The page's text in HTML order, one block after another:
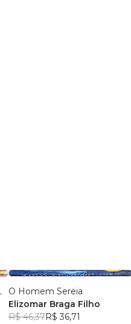
O Homem Sereia
Elizomar Braga Filho
R$ 46,37R$ 36,71